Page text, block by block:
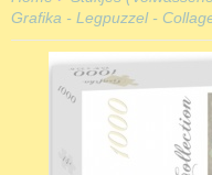
Grafika - Legpuzzel -